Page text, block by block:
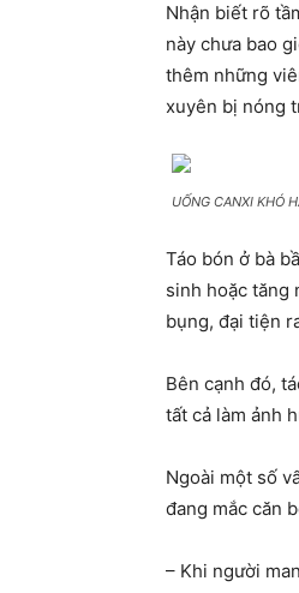
Nhận biết rõ
này chưa bao
thêm những
xuyên bị nóng
UỐNG CANXI KHÓ
Táo bón ở bà
sinh hoặc tăng
bụng, đại tiện
Bên cạnh đó,
tất cả làm ảnh
Ngoài một số
đang mắc căn
– Khi người